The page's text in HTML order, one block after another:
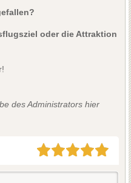
oder die Attraktion
des Administrators hier